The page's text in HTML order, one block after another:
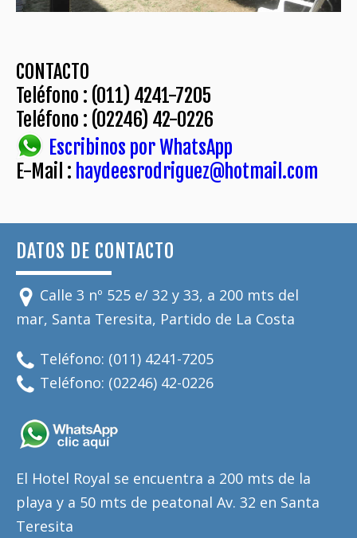
CONTACTO
Teléfono : (011) 4241-7205
Teléfono : (02246) 42-0226
Escribinos por WhatsApp
E-Mail : haydeesrodriguez@hotmail.com
DATOS DE CONTACTO
Calle 3 nº 525 e/ 32 y 33, a 200 mts del
mar, Santa Teresita, Partido de La Costa
Teléfono: (011) 4241-7205
Teléfono: (02246) 42-0226
El Hotel Royal se encuentra a 200 mts de la
playa y a 50 mts de peatonal Av. 32 en Santa
Teresita